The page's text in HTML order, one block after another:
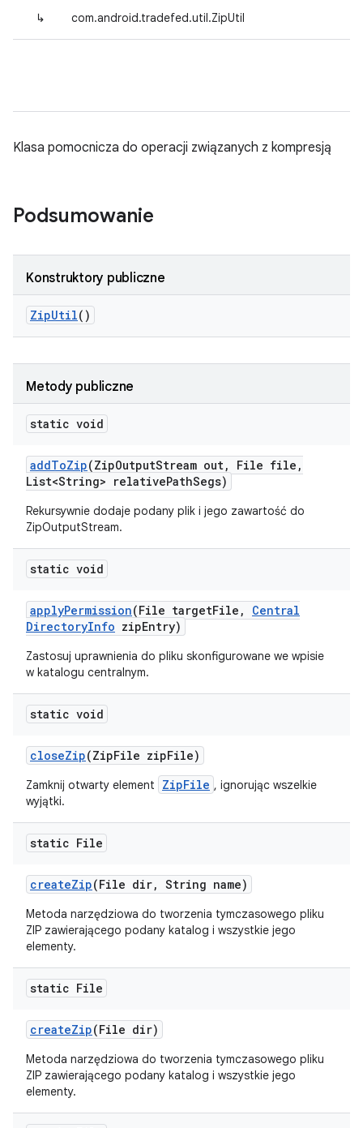
↳ com.android.tradefed.util.ZipUtil
Klasa pomocnicza do operacji związanych z kompresją
Podsumowanie
Konstruktory publiczne
ZipUtil()
Metody publiczne
static void
addToZip(ZipOutputStream out, File file ,
List<String> relativePathSegs)
Rekursywnie dodaje podany plik i jego zawartość do
ZipOutputStream.
static void
applyPermission(File targetFile ,
Central
DirectoryInfo zipEntry)
Zastosuj uprawnienia do pliku skonfigurowane we wpisie
w katalogu centralnym.
static void
closeZip(ZipFile zipFile)
Zamknij otwarty element ZipFile , ignorując wszelkie
wyjątki.
static File
createZip(File dir, String name)
Metoda narzędziowa do tworzenia tymczasowego pliku
ZIP zawierającego podany katalog i wszystkie jego
elementy.
static File
createZip(File dir)
Metoda narzędziowa do tworzenia tymczasowego pliku
ZIP zawierającego podany katalog i wszystkie jego
elementy.